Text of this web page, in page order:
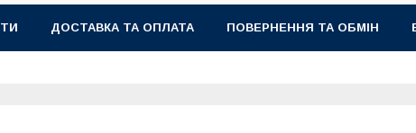
ДОСТАВКА ТА ОПЛАТА ПОВЕРНЕННЯ ТА ОБМІН